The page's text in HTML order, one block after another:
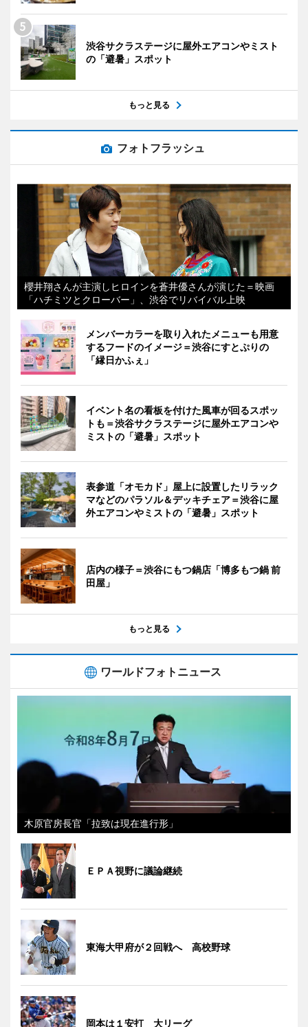
渋谷サクラステージに屋外エアコンやミスト
の「避暑」スポット
もっと見る
フォトフラッシュ
櫻井翔さんが主演しヒロインを蒼井優さんが演じた＝映画
「ハチミツとクローバー」、渋谷でリバイバル上映
メンバーカラーを取り入れたメニューも用意
するフードのイメージ＝渋谷にすとぷりの
「縁日かふぇ」
イベント名の看板を付けた風車が回るスポッ
トも＝渋谷サクラステージに屋外エアコンや
ミストの「避暑」スポット
表参道「オモカド」屋上に設置したリラック
マなどのパラソル＆デッキチェア＝渋谷に屋
外エアコンやミストの「避暑」スポット
店内の様子＝渋谷にもつ鍋店「博多もつ鍋 前
田屋」
もっと見る
ワールドフォトニュース
木原官房長官「拉致は現在進行形」
ＥＰＡ視野に議論継続
東海大甲府が２回戦へ 高校野球
岡本は１安打 大リーグ